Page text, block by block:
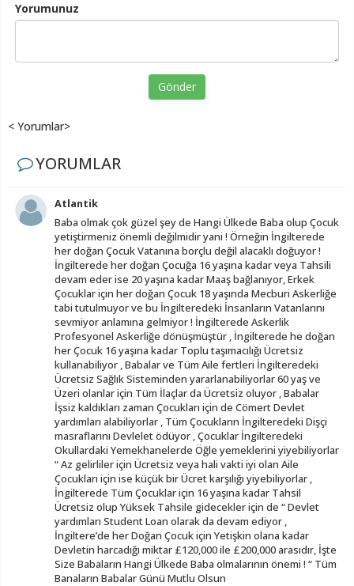
Yorumunuz
Gönder
< Yorumlar>
YORUMLAR
Atlantik
Baba olmak çok güzel şey de Hangi Ülkede Baba olup Çocuk
yetiştirmeniz önemli değilmidir yani ! Örneğin İngilterede
her doğan Çocuk Vatanına borçlu değil alacaklı doğuyor !
İngilterede her doğan Çocuğa 16 yaşına kadar veya Tahsili
devam eder ise 20 yaşına kadar Maaş bağlanıyor, Erkek
Çocuklar için her doğan Çocuk 18 yaşında Mecburi Askerliğe
tabi tutulmuyor ve bu İngilteredeki İnsanların Vatanlarını
sevmiyor anlamına gelmiyor ! İngilterede Askerlik
Profesyonel Askerliğe dönüşmüştür , İngilterede he doğan
her Çocuk 16 yaşına kadar Toplu taşımacılığı Ücretsiz
kullanabiliyor , Babalar ve Tüm Aile fertleri İngilteredeki
Ücretsiz Sağlık Sisteminden yararlanabiliyorlar 60 yaş ve
Üzeri olanlar için Tüm İlaçlar da Ücretsiz oluyor , Babalar
İşsiz kaldıkları zaman Çocukları için de Cömert Devlet
yardımları alabiliyorlar , Tüm Çocukların İngilteredeki Dişçi
masraflarını Devlelet ödüyor , Çocuklar İngilteredeki
Okullardaki Yemekhanelerde Öğle yemeklerini yiyebiliyorlar
“ Az gelirliler için Ücretsiz veya hali vakti iyi olan Aile
Çocukları için ise küçük bir Ücret karşılığı yiyebiliyorlar ,
İngilterede Tüm Çocuklar için 16 yaşına kadar Tahsil
Ücretsiz olup Yüksek Tahsile gidecekler için de “ Devlet
yardımları Student Loan olarak da devam ediyor ,
İngiltere’de her Doğan Çocuk için Yetişkin olana kadar
Devletin harcadığı miktar £120,000 ile £200,000 arasıdır, İşte
Size Babaların Hangi Ülkede Baba olmalarının önemi ! “ Tüm
Banaların Babalar Günü Mutlu Olsun